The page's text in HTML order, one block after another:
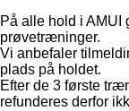
På alle hold i AMUI
prøvetræninger.
Vi anbefaler
plads på holdet.
Efter de 3 første
refunderes derfor